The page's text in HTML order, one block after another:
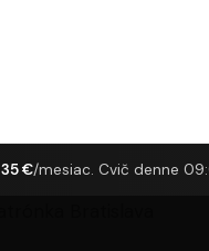
35 €/mesiac. Cvič denne